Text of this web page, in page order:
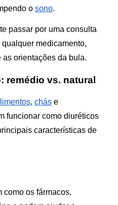
o sono.
passar por uma consulta
medicamento,
orientações da bula.
remédio vs. natural
, chás
funcionar como diuréticos
características de
como os fármacos,